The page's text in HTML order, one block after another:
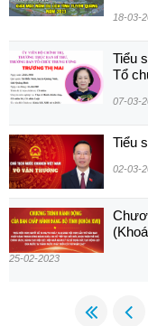
18-03-
Tiểu
Tổ
07-03-
Tiểu
02-03-
25-02-2023